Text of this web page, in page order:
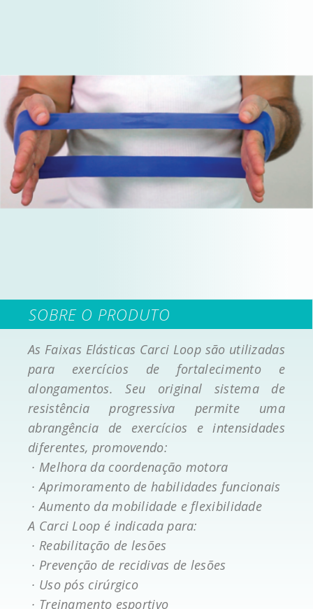
SOBRE O PRODUTO
As Faixas Elásticas Carci Loop são utilizadas
para exercícios de fortalecimento e
alongamentos. Seu original sistema de
resistência progressiva permite uma
abrangência de exercícios e intensidades
diferentes, promovendo:
· Melhora da coordenação motora
· Aprimoramento de habilidades funcionais
· Aumento da mobilidade e flexibilidade
A Carci Loop é indicada para:
· Reabilitação de lesões
· Prevenção de recidivas de lesões
· Uso pós cirúrgico
· Treinamento esportivo